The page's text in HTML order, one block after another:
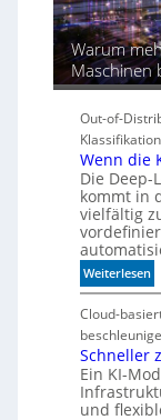
Warum
Maschinen
Out-of-
Wenn die
Die Deep-
kommt in
vielfältig
Weiterlesen:
W
e
n
n
d
i
e
Cloud-
Schneller
Ein KI-
und